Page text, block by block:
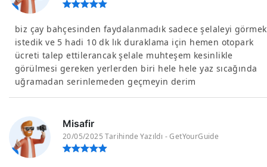
biz çay bahçesinden faydalanmadık sadece şelaleyi görmek
istedik ve 5 hadi 10 dk lık duraklama için hemen otopark
ücreti talep ettilerancak şelale muhteşem kesinlikle
görülmesi gereken yerlerden biri hele hele yaz sıcağında
uğramadan serinlemeden geçmeyin derim
Misafir
20/05/2025 Tarihinde Yazıldı - GetYourGuide